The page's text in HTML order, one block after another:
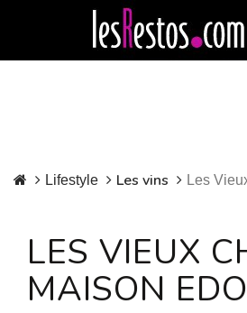
Lifestyle Les vins Les
LES VIEUX
MAISON